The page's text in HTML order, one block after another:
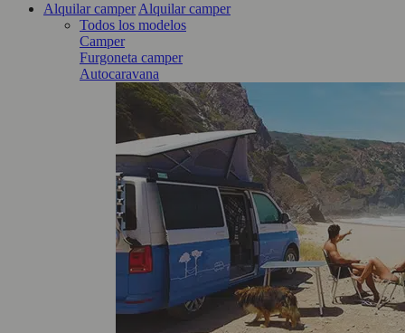
Alquilar camper Alquilar camper
Todos los modelos
Camper
Furgoneta camper
Autocaravana